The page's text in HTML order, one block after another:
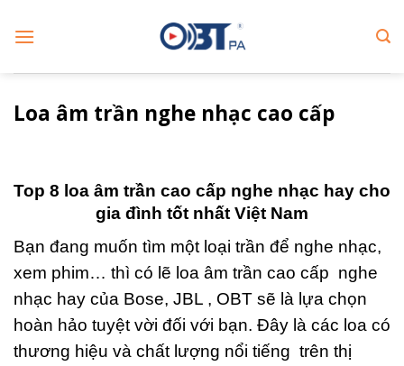
Loa âm trần nghe nhạc cao cấp
Top 8 loa âm trần cao cấp nghe nhạc hay cho
gia đình tốt nhất Việt Nam
Bạn đang muốn tìm một loại trần để nghe nhạc,
xem phim… thì có lẽ loa âm trần cao cấp nghe
nhạc hay của Bose, JBL , OBT sẽ là lựa chọn
hoàn hảo tuyệt vời đối với bạn. Đây là các loa có
thương hiệu và chất lượng nổi tiếng trên thị